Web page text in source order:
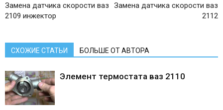
Замена датчика скорости ваз
2109 инжектор
Замена датчика скорости ваз
2112
СХОЖИЕ СТАТЬИ БОЛЬШЕ ОТ АВТОРА
Элемент термостата ваз 2110